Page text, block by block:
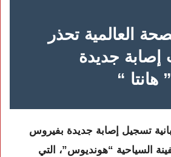
العالمية تحذر
إصابة جديدة
“
السياحية “هونديوس”، التي